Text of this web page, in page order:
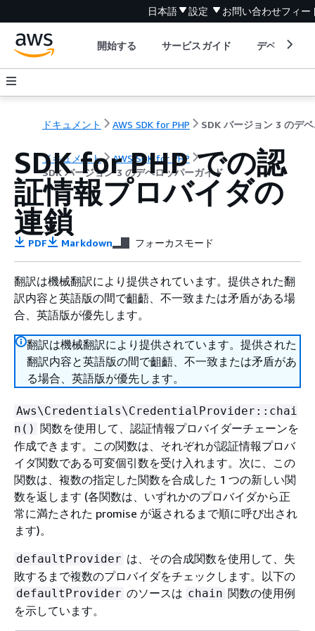
日本語 設定 お問い合わせフィー
開始する サービスガイド デベロッパ
ドキュメント AWS SDK for PHP
ドキュメント
AWS SDK for PHP
SDK バージョン 3 のデベロッパーガイド
SDK for PHP での認
証情報プロバイダの
連鎖
PDF Markdown フォーカスモード
翻訳は機械翻訳により提供されています。提供された翻
訳内容と英語版の間で齟齬、不一致または矛盾がある場
合、英語版が優先します。
翻訳は機械翻訳により提供されています。提供された
翻訳内容と英語版の間で齟齬、不一致または矛盾があ
る場合、英語版が優先します。
Aws\Credentials\CredentialProvider::chai
n() 関数を使用して、認証情報プロバイダーチェーンを
作成できます。この関数は、それぞれが認証情報プロバ
イダ関数である可変個引数を受け入れます。次に、この
関数は、複数の指定した関数を合成した 1 つの新しい関
数を返します (各関数は、いずれかのプロバイダから正
常に満たされた promise が返されるまで順に呼び出され
ます)。
defaultProvider は、その合成関数を使用して、失
敗するまで複数のプロバイダをチェックします。以下の
defaultProvider のソースは chain 関数の使用例
を示しています。